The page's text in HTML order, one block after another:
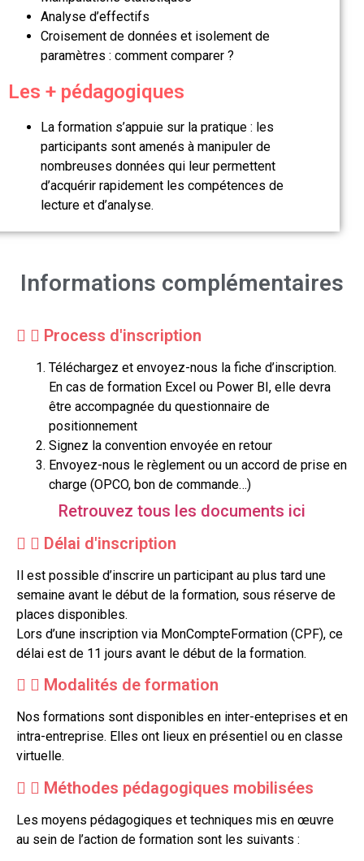
Analyse d’effectifs
Croisement de données et isolement de
paramètres : comment comparer ?
Les + pédagogiques
La formation s’appuie sur la pratique : les
participants sont amenés à manipuler de
nombreuses données qui leur permettent
d’acquérir rapidement les compétences de
lecture et d’analyse.
Informations complémentaires
Process d'inscription
Téléchargez et envoyez-nous la fiche d’inscription.
En cas de formation Excel ou Power BI, elle devra
être accompagnée du questionnaire de
positionnement
Signez la convention envoyée en retour
Envoyez-nous le règlement ou un accord de prise en
charge (OPCO, bon de commande…)
Retrouvez tous les documents ici
Délai d'inscription
Il est possible d’inscrire un participant au plus tard une
semaine avant le début de la formation, sous réserve de
places disponibles.
Lors d’une inscription via MonCompteFormation (CPF), ce
délai est de 11 jours avant le début de la formation.
Modalités de formation
Nos formations sont disponibles en inter-enteprises et en
intra-entreprise. Elles ont lieux en présentiel ou en classe
virtuelle.
Méthodes pédagogiques mobilisées
Les moyens pédagogiques et techniques mis en œuvre
au sein de l’action de formation sont les suivants :